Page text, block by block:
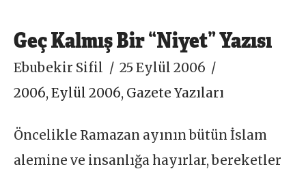
Geç Kalmış Bir “Niyet” Yazısı
Ebubekir Sifil
25 Eylül 2006
2006,Eylül 2006, Gazete Yazıları
Öncelikle Ramazan ayının bütün İslam
alemine ve insanlığa hayırlar, bereketler